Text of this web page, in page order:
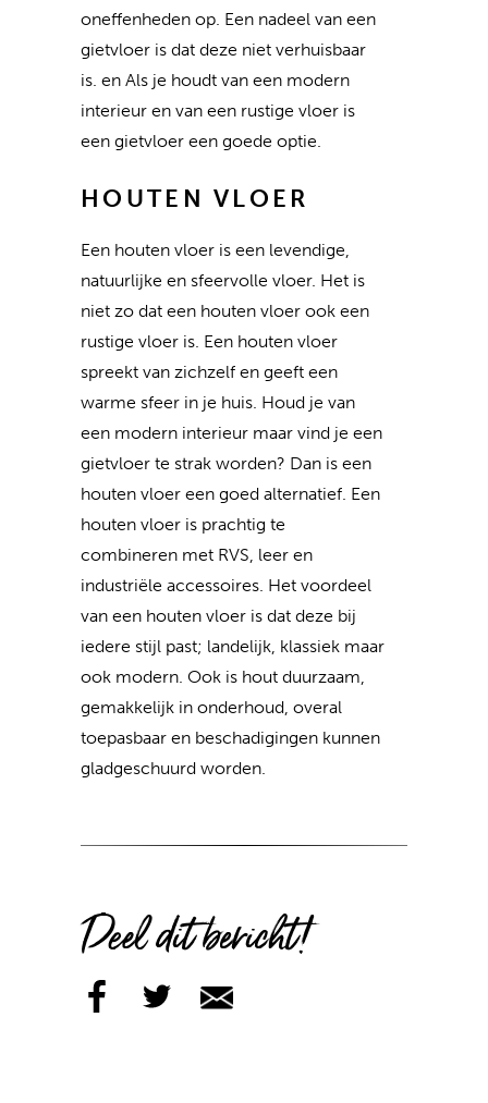
oneffenheden op. Een nadeel van een
gietvloer is dat deze niet verhuisbaar
is. en Als je houdt van een modern
interieur en van een rustige vloer is
een gietvloer een goede optie.
HOUTEN VLOER
Een houten vloer is een levendige,
natuurlijke en sfeervolle vloer. Het is
niet zo dat een houten vloer ook een
rustige vloer is. Een houten vloer
spreekt van zichzelf en geeft een
warme sfeer in je huis. Houd je van
een modern interieur maar vind je een
gietvloer te strak worden? Dan is een
houten vloer een goed alternatief. Een
houten vloer is prachtig te
combineren met RVS, leer en
industriële accessoires. Het voordeel
van een houten vloer is dat deze bij
iedere stijl past; landelijk, klassiek maar
ook modern. Ook is hout duurzaam,
gemakkelijk in onderhoud, overal
toepasbaar en beschadigingen kunnen
gladgeschuurd worden.
Deel dit bericht!